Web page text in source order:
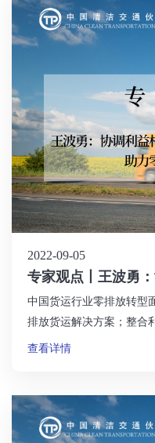
2022-09-05
专家观点丨王波勇
支撑体系，助力零
中国货运行业零排放转型
排放货运解决方案；整合
力零排放货运转型。
查看详情